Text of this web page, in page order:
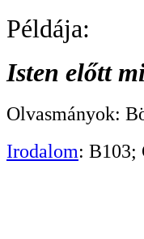
Példája:
Isten előtt
Olvasmányok:
Irodalom: B103;